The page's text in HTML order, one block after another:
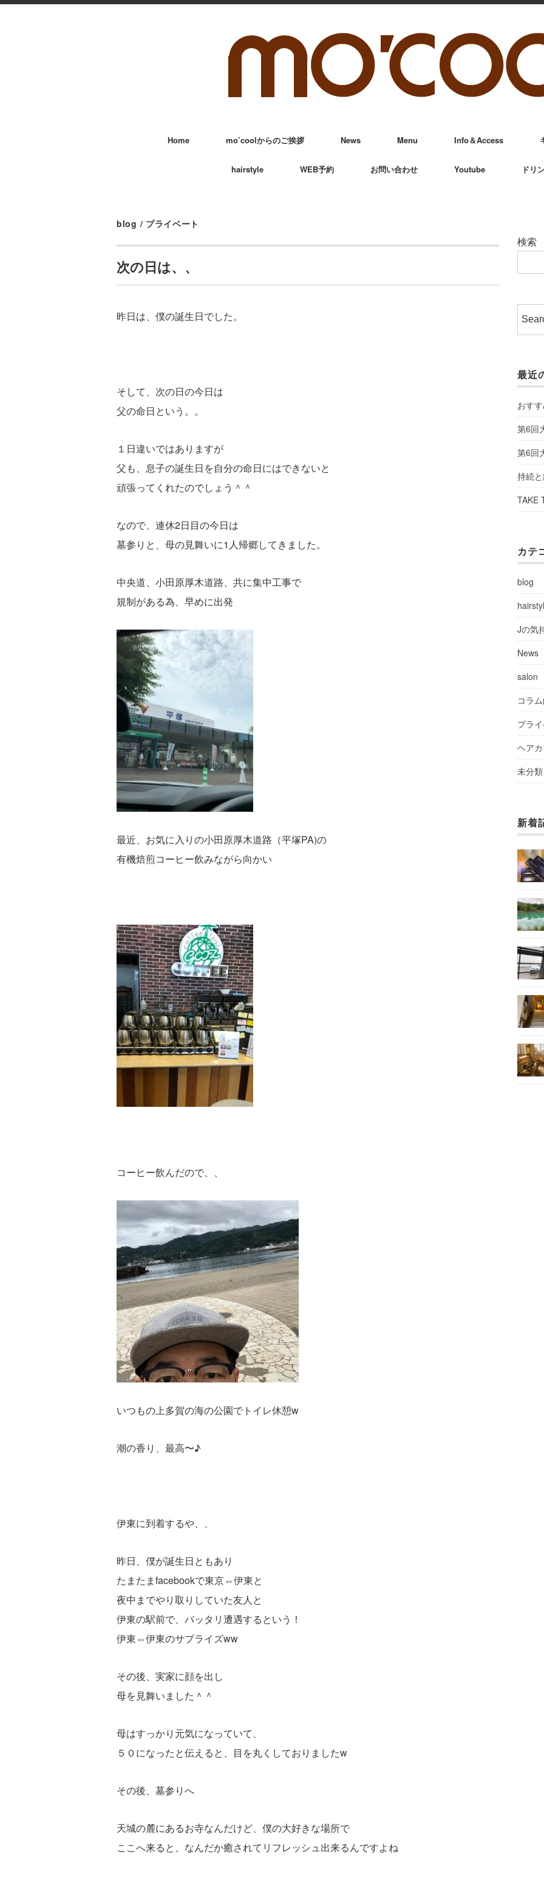
Home mo’coolからのご挨拶 News Menu Info＆Access
hairstyle WEB予約 お問い合わせ Youtube ドリ
blog / プライベート
次の日は、、
昨日は、僕の誕生日でした。
そして、次の日の今日は
父の命日という。。
１日違いではありますが
父も、息子の誕生日を自分の命日にはできないと
頑張ってくれたのでしょう＾＾
なので、連休2日目の今日は
墓参りと、母の見舞いに1人帰郷してきました。
中央道、小田原厚木道路、共に集中工事で
規制がある為、早めに出発
最近、お気に入りの小田原厚木道路（平塚PA)の
有機焙煎コーヒー飲みながら向かい
コーヒー飲んだので、、
いつもの上多賀の海の公園でトイレ休憩w
潮の香り、最高〜♪
伊東に到着するや、、
昨日、僕が誕生日ともあり
たまたまfacebookで東京⇔伊東と
夜中までやり取りしていた友人と
伊東の駅前で、バッタリ遭遇するという！
伊東⇔伊東のサプライズww
その後、実家に顔を出し
母を見舞いました＾＾
母はすっかり元気になっていて、
５０になったと伝えると、目を丸くしておりましたw
その後、墓参りへ
天城の麓にあるお寺なんだけど、僕の大好きな場所で
ここへ来ると、なんだか癒されてリフレッシュ出来るんですよね
検索
最近
おす
第6回
第6回
持続
TAKE
カテ
blog
Jの気
News
salon
コラ
プラ
ヘア
未分類
新着